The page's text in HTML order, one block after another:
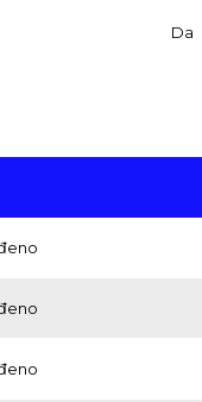
Da